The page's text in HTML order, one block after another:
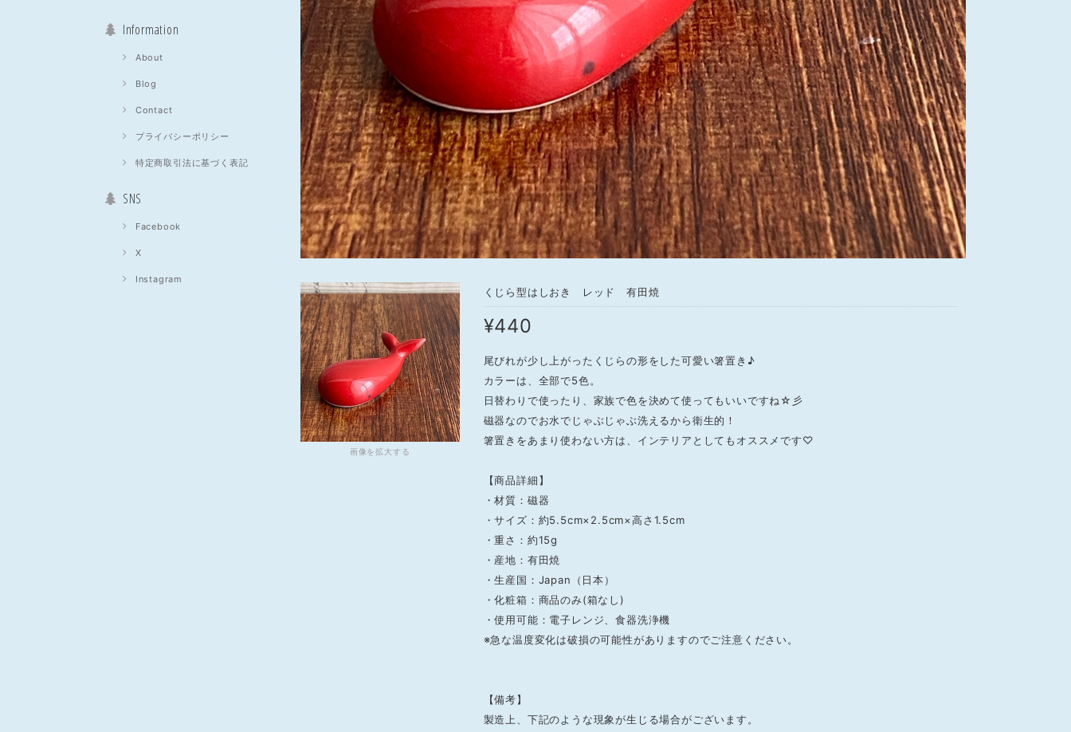
Information
About
Blog
Contact
プライバシーポリシー
特定商取引法に基づく表記
SNS
Facebook
X
Instagram
画像を拡大する
くじら型はしおき レッド 有田焼
¥440
尾びれが少し上がったくじらの形をした可愛い箸置き♪
カラーは、全部で5色。
日替わりで使ったり、家族で色を決めて使ってもいいですね☆彡
磁器なのでお水でじゃぶじゃぶ洗えるから衛生的！
箸置きをあまり使わない方は、インテリアとしてもオススメです♡
【商品詳細】
・材質：磁器
・サイズ：約5.5cm×2.5cm×高さ1.5cm
・重さ：約15g
・産地：有田焼
・生産国：Japan（日本）
・化粧箱：商品のみ(箱なし)
・使用可能：電子レンジ、食器洗浄機
※急な温度変化は破損の可能性がありますのでご注意ください。
【備考】
製造上、下記のような現象が生じる場合がございます。